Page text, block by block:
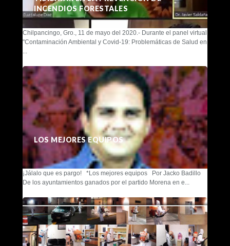
INCENDIOS FORESTALES
Chilpancingo, Gro., 11 de mayo del 2020.- Durante el panel virtual
"Contaminación Ambiental y Covid-19: Problemáticas de Salud en
LOS MEJORES EQUIPOS
¡Jálalo que es pargo! *Los mejores equipos Por Jacko Badillo
De los ayuntamientos ganados por el partido Morena en e...